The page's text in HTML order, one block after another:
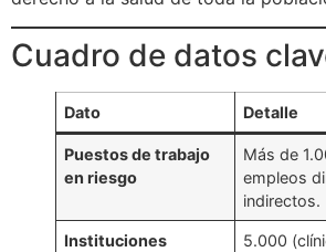
Cuadro de datos
Dato Detalle
Puestos de trabajo
en riesgo
Más de
empleos
indirectos.
Instituciones
5.000